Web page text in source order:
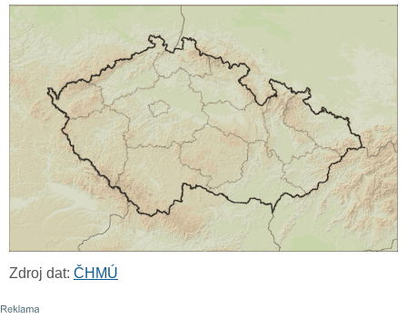
Zdroj dat: ČHMÚ